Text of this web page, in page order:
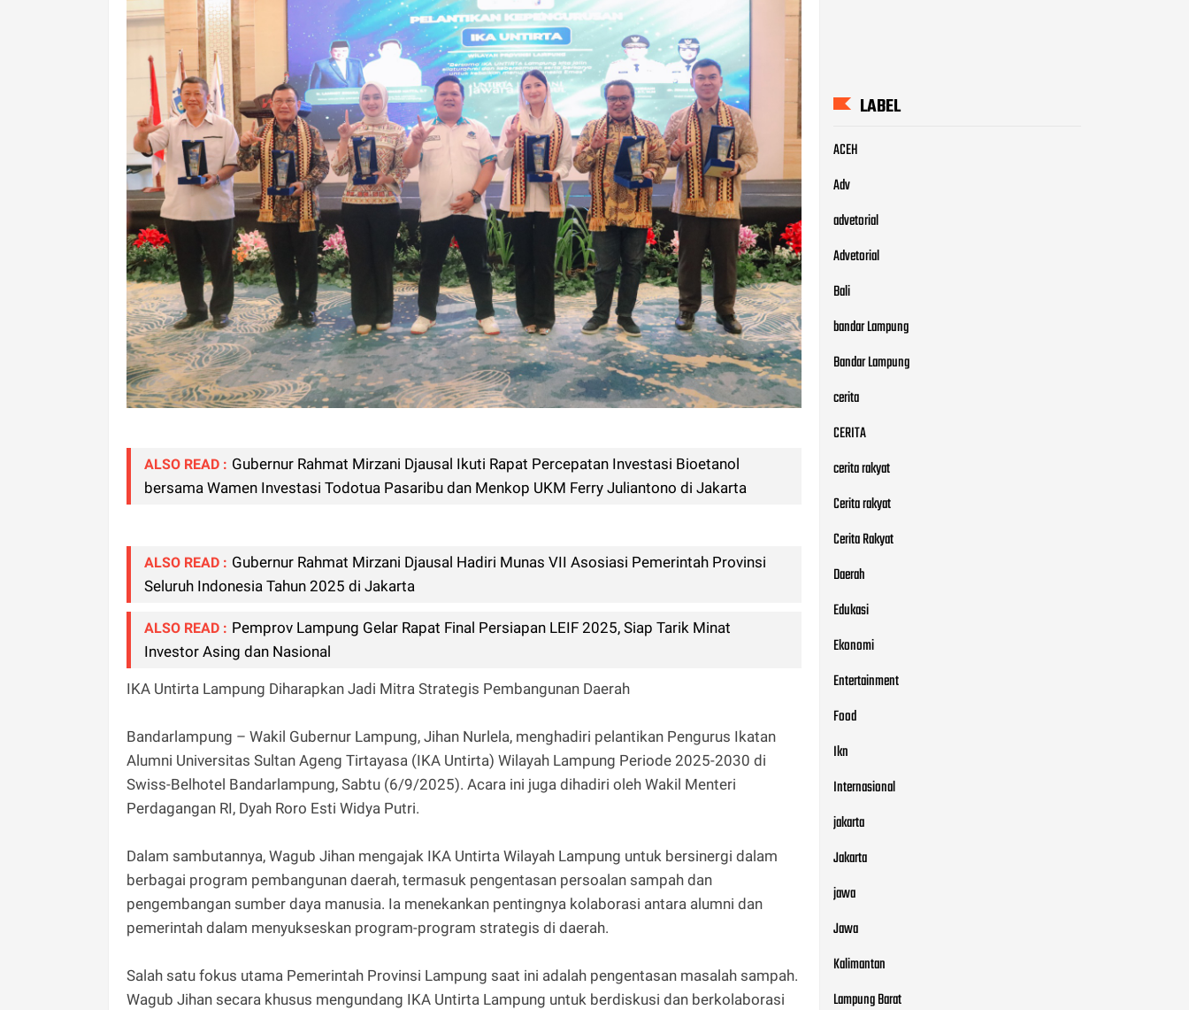
ALSO READ : Gubernur Rahmat Mirzani Djausal Ikuti Rapat Percepatan Investasi Bioetanol
bersama Wamen Investasi Todotua Pasaribu dan Menkop UKM Ferry Juliantono di Jakarta
ALSO READ : Gubernur Rahmat Mirzani Djausal Hadiri Munas VII Asosiasi Pemerintah Provinsi
Seluruh Indonesia Tahun 2025 di Jakarta
ALSO READ : Pemprov Lampung Gelar Rapat Final Persiapan LEIF 2025, Siap Tarik Minat
Investor Asing dan Nasional
IKA Untirta Lampung Diharapkan Jadi Mitra Strategis Pembangunan Daerah
Bandarlampung – Wakil Gubernur Lampung, Jihan Nurlela, menghadiri pelantikan Pengurus Ikatan
Alumni Universitas Sultan Ageng Tirtayasa (IKA Untirta) Wilayah Lampung Periode 2025-2030 di
Swiss-Belhotel Bandarlampung, Sabtu (6/9/2025). Acara ini juga dihadiri oleh Wakil Menteri
Perdagangan RI, Dyah Roro Esti Widya Putri.
Dalam sambutannya, Wagub Jihan mengajak IKA Untirta Wilayah Lampung untuk bersinergi dalam
berbagai program pembangunan daerah, termasuk pengentasan persoalan sampah dan
pengembangan sumber daya manusia. Ia menekankan pentingnya kolaborasi antara alumni dan
pemerintah dalam menyukseskan program-program strategis di daerah.
Salah satu fokus utama Pemerintah Provinsi Lampung saat ini adalah pengentasan masalah sampah.
Wagub Jihan secara khusus mengundang IKA Untirta Lampung untuk berdiskusi dan berkolaborasi
LABEL
ACEH
Adv
advetorial
Advetorial
Bali
bandar Lampung
Bandar Lampung
cerita
CERITA
cerita rakyat
Cerita rakyat
Cerita Rakyat
Daerah
Edukasi
Ekonomi
Entertainment
Food
Ikn
Internasional
jakarta
Jakarta
jawa
Jawa
Kalimantan
Lampung Barat